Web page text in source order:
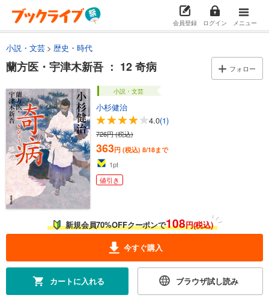
会員登録 ログイン メニュー
小説・文芸 歴史・時代
蘭方医・宇津木新吾 ： 12 奇病 フォロー
小説・文芸
小杉健治
4.0(1)
726円 (税込)
363円 (税込) 8/18まで
1pt
値引き
新規会員70%OFFクーポンで108円(税込)
今すぐ購入
カートに入れる ブラウザ試し読み
あらすじを表示する
蘭方医・宇津木新吾 ： 5 魔障
561円 (税込)
280 円 (税込) カート
あらすじを表示する
蘭方医・宇津木新吾 ： 6 刀傷
561円 (税込)
280円 (税込)8/18まで
値引き
あらすじを表示する
蘭方医・宇津木新吾 ： 7 売笑
561円 (税込)
280円 (税込)8/18まで
あらすじを表示する